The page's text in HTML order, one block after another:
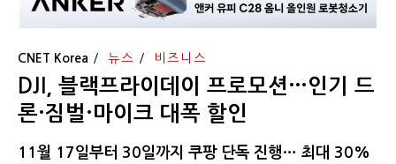
CNET Korea 뉴스 비즈니스
DJI, 블랙프라이데이 프로모션…인기 드
론·짐벌·마이크 대폭 할인
11월 17일부터 30일까지 쿠팡 단독 진행… 최대 30%